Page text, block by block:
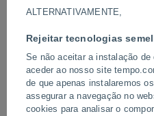
ALTERNATIVAMENTE,
Rejeitar tecnologias
Se não aceitar a instalação
aceder ao nosso site
de que apenas instalaremos
assegurar a navegação no
cookies para analisar o